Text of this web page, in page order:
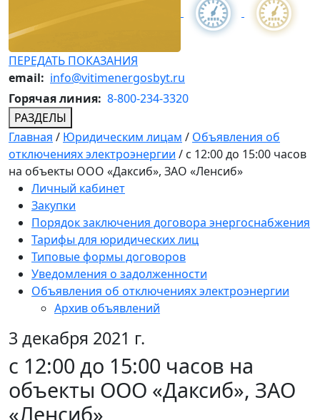
ПЕРЕДАТЬ ПОКАЗАНИЯ
email: info@vitimenergosbyt.ru
Горячая линия: 8-800-234-3320
РАЗДЕЛЫ
Главная / Юридическим лицам / Объявления об
отключениях электроэнергии / c 12:00 до 15:00 часов
на объекты ООО «Даксиб», ЗАО «Ленсиб»
Личный кабинет
Закупки
Порядок заключения договора энергоснабжения
Тарифы для юридических лиц
Типовые формы договоров
Уведомления о задолженности
Объявления об отключениях электроэнергии
Архив объявлений
3 декабря 2021 г.
c 12:00 до 15:00 часов на
объекты ООО «Даксиб», ЗАО
«Ленсиб»